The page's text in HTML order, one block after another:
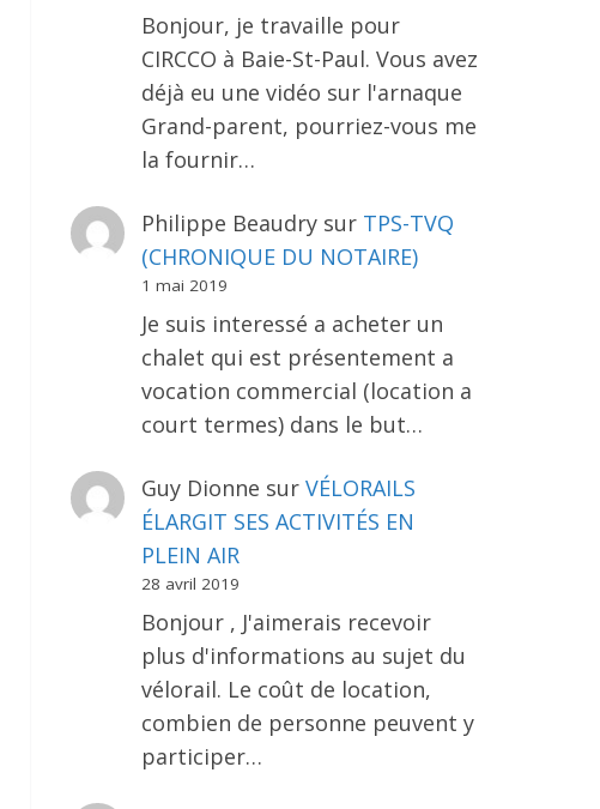
Bonjour, je travaille pour
CIRCCO à Baie-St-Paul. Vous avez
déjà eu une vidéo sur l'arnaque
Grand-parent, pourriez-vous me
la fournir…
Philippe Beaudrysur TPS-TVQ
(CHRONIQUE DU NOTAIRE)
1 mai 2019
Je suis interessé a acheter un
chalet qui est présentement a
vocation commercial (location a
court termes) dans le but…
Guy Dionne sur VÉLORAILS
ÉLARGIT SES ACTIVITÉS EN
PLEIN AIR
28 avril 2019
Bonjour , J'aimerais recevoir
plus d'informations au sujet du
vélorail. Le coût de location,
combien de personne peuvent y
participer…